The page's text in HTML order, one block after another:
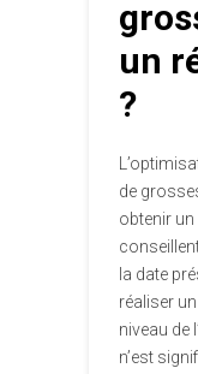
un
?
de
obtenir un
la date
réaliser
niveau de
n’est